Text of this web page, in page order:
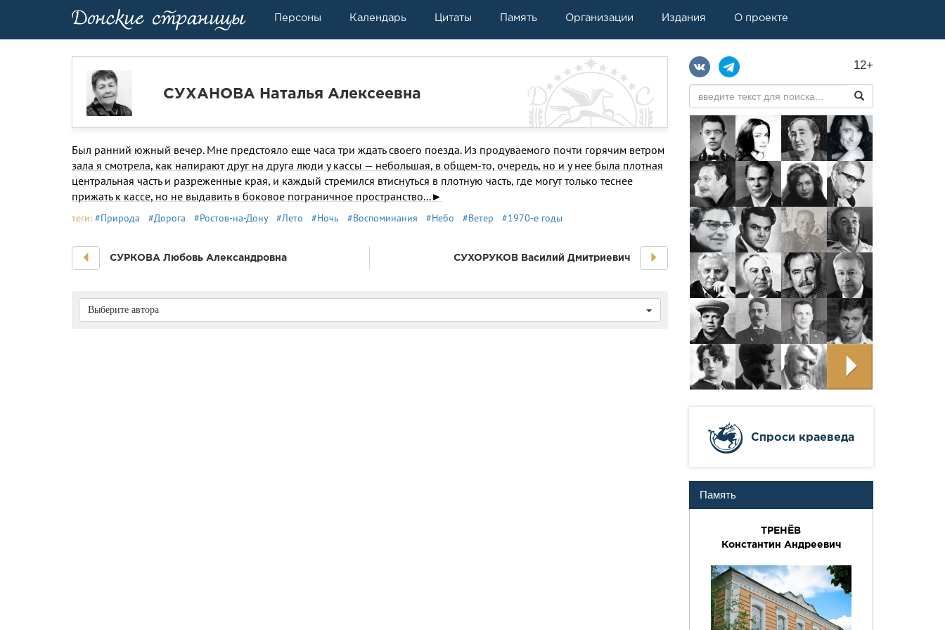
Персоны Календарь Цитаты Память Организации Издания О проекте
СУХАНОВА Наталья Алексеевна
Был ранний южный вечер. Мне предстояло еще часа три ждать своего поезда. Из продуваемого почти горячим ветром
зала я смотрела, как напирают друг на друга люди у кассы — небольшая, в общем-то, очередь, но и у нее была плотная
центральная часть и разреженные края, и каждый стремился втиснуться в плотную часть, где могут только теснее
прижать к кассе, но не выдавить в боковое пограничное пространство...►
теги: #Природа #Дорога #Ростов-на-Дону #Лето #Ночь #Воспоминания #Небо #Ветер #1970-е годы
СУРКОВА Любовь Александровна СУХОРУКОВ Василий Дмитриевич
Выберите автора
12+
Cпроси краеведа
Память
ТРЕНЁВ
Константин Андреевич